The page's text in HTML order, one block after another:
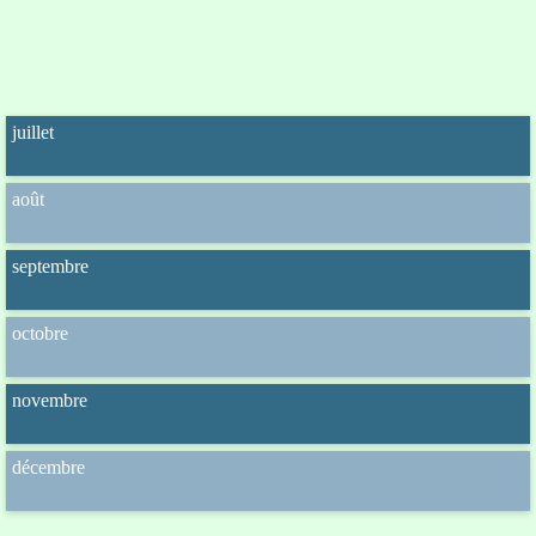
juillet
août
septembre
octobre
novembre
décembre